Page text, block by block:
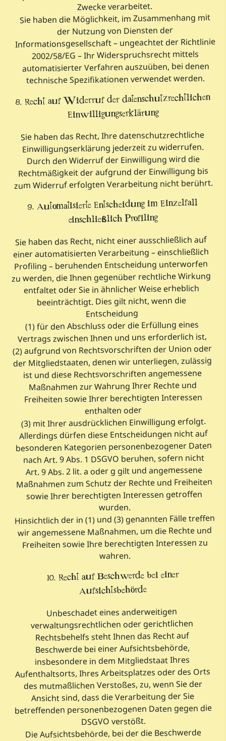
Zwecke verarbeitet.
Sie haben die Möglichkeit, im Zusammenhang mit
der Nutzung von Diensten der
Informationsgesellschaft – ungeachtet der Richtlinie
2002/58/EG – Ihr Widerspruchsrecht mittels
automatisierter Verfahren auszuüben, bei denen
technische Spezifikationen verwendet werden.
8. Recht auf Widerruf der datenschutzrechtlichen
Einwilligungserklärung
Sie haben das Recht, Ihre datenschutzrechtliche
Einwilligungserklärung jederzeit zu widerrufen.
Durch den Widerruf der Einwilligung wird die
Rechtmäßigkeit der aufgrund der Einwilligung bis
zum Widerruf erfolgten Verarbeitung nicht berührt.
9. Automatisierte Entscheidung im Einzelfall
einschließlich Profiling
Sie haben das Recht, nicht einer ausschließlich auf
einer automatisierten Verarbeitung – einschließlich
Profiling – beruhenden Entscheidung unterworfen
zu werden, die Ihnen gegenüber rechtliche Wirkung
entfaltet oder Sie in ähnlicher Weise erheblich
beeinträchtigt. Dies gilt nicht, wenn die
Entscheidung
(1) für den Abschluss oder die Erfüllung eines
Vertrags zwischen Ihnen und uns erforderlich ist,
(2) aufgrund von Rechtsvorschriften der Union oder
der Mitgliedstaaten, denen wir unterliegen, zulässig
ist und diese Rechtsvorschriften angemessene
Maßnahmen zur Wahrung Ihrer Rechte und
Freiheiten sowie Ihrer berechtigten Interessen
enthalten oder
(3) mit Ihrer ausdrücklichen Einwilligung erfolgt.
Allerdings dürfen diese Entscheidungen nicht auf
besonderen Kategorien personenbezogener Daten
nach Art. 9 Abs. 1 DSGVO beruhen, sofern nicht
Art. 9 Abs. 2 lit. a oder g gilt und angemessene
Maßnahmen zum Schutz der Rechte und Freiheiten
sowie Ihrer berechtigten Interessen getroffen
wurden.
Hinsichtlich der in (1) und (3) genannten Fälle treffen
wir angemessene Maßnahmen, um die Rechte und
Freiheiten sowie Ihre berechtigten Interessen zu
wahren.
10. Recht auf Beschwerde bei einer
Aufsichtsbehörde
Unbeschadet eines anderweitigen
verwaltungsrechtlichen oder gerichtlichen
Rechtsbehelfs steht Ihnen das Recht auf
Beschwerde bei einer Aufsichtsbehörde,
insbesondere in dem Mitgliedstaat Ihres
Aufenthaltsorts, Ihres Arbeitsplatzes oder des Orts
des mutmaßlichen Verstoßes, zu, wenn Sie der
Ansicht sind, dass die Verarbeitung der Sie
betreffenden personenbezogenen Daten gegen die
DSGVO verstößt.
Die Aufsichtsbehörde, bei der die Beschwerde